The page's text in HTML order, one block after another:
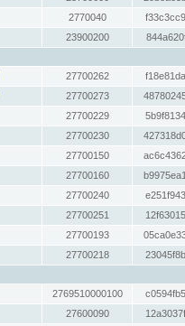
2770040
23900200
27700262
27700273
27700229
27700230
27700150
27700160
27700240
27700251
27700193
27700218
2769510000100
27600090